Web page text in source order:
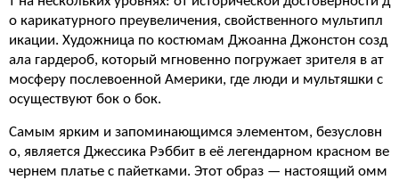
о карикатурного преувеличения, свойственного мультипл
икации. Художница по костюмам Джоанна Джонстон созд
ала гардероб, который мгновенно погружает зрителя в ат
мосферу послевоенной Америки, где люди и мультяшки с
осуществуют бок о бок.
Самым ярким и запоминающимся элементом, безусловн
о, является Джессика Рэббит в её легендарном красном ве
чернем платье с пайетками. Этот образ — настоящий омм